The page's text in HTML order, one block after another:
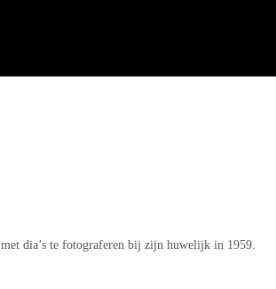
dia’s te fotograferen bij zijn huwelijk in 1959.